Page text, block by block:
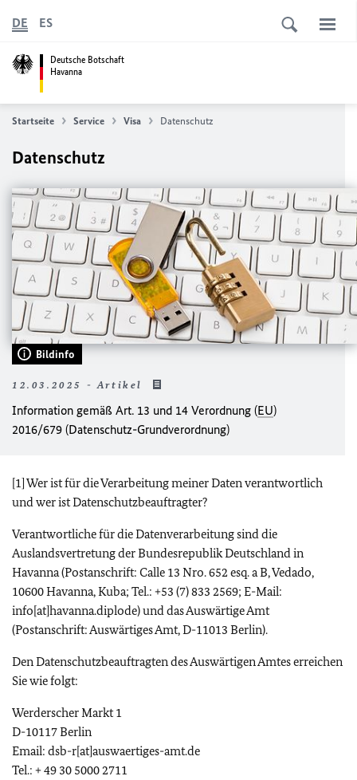
Deutsche Botschaft
Havanna
DE ES
Startseite Service Visa Datenschutz
Datenschutz
Bildinfo
12.03.2025 - Artikel
Information gemäß Art. 13 und 14 Verordnung (EU)
2016/679 (Datenschutz-Grundverordnung)
[1] Wer ist für die Verarbeitung meiner Daten verantwortlich
und wer ist Datenschutzbeauftragter?
Verantwortliche für die Datenverarbeitung sind die
Auslandsvertretung der Bundesrepublik Deutschland in
Havanna (Postanschrift: Calle 13 Nro. 652 esq. a B, Vedado,
10600 Havanna, Kuba; Tel.: +53 (7) 833 2569; E-Mail:
info[at]havanna.diplode) und das Auswärtige Amt
(Postanschrift: Auswärtiges Amt, D-11013 Berlin).
Den Datenschutzbeauftragten des Auswärtigen Amtes erreichen
Sie wie folgt:
Werderscher Markt 1
D-10117 Berlin
Email: dsb-r[at]auswaertiges-amt.de
Tel.: + 49 30 5000 2711